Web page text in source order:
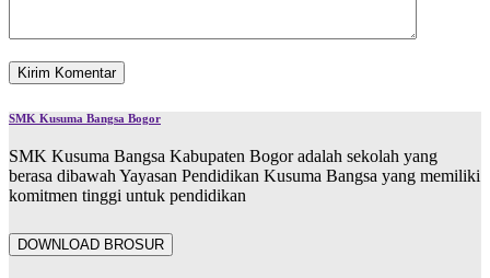
SMK Kusuma Bangsa Bogor
SMK Kusuma Bangsa Kabupaten Bogor adalah sekolah yang
berasa dibawah Yayasan Pendidikan Kusuma Bangsa yang memiliki
komitmen tinggi untuk pendidikan
DOWNLOAD BROSUR